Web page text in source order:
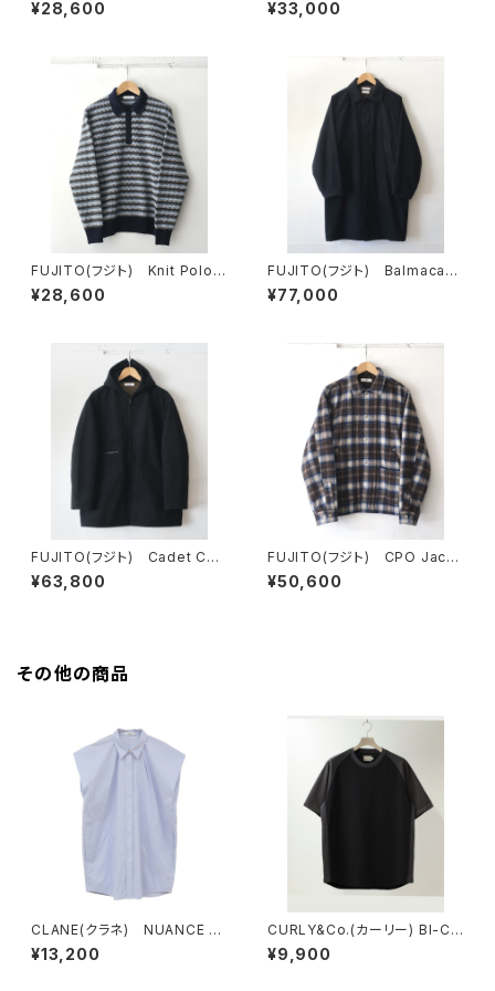
¥28,600 ¥33,000
FUJITO(フジト) Knit Polo S
weater
¥28,600
FUJITO(フジト) Balmacaan
Coat
¥77,000
FUJITO(フジト) Cadet Coa
t
¥63,800
FUJITO(フジト) CPO Jack
et
¥50,600
その他の商品
CLANE(クラネ) NUANCE S
HOULDER OVER SHIRTS
SAX
¥13,200
CURLY&Co.(カーリー) BI-CO
LOR RAGLAN SLEEVE TEE
¥9,900